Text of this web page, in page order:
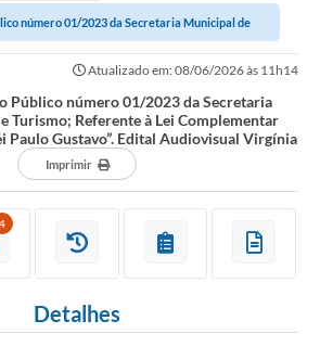
número 01/2023 da Secretaria Municipal de
Atualizado em: 08/06/2026 às 11h14
Público número 01/2023 da Secretaria
Turismo; Referente à Lei Complementar
Paulo Gustavo”. Edital Audiovisual Virgínia
Imprimir
4
Detalhes